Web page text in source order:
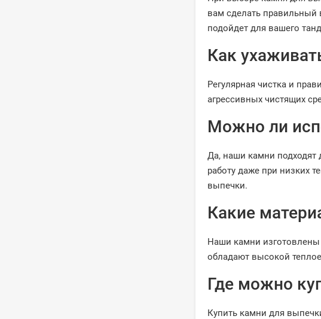
вам сделать
подойдет для вашего
Как
Регулярная чистка и
агрессивных чистящих
Можно ли
Да, наши камни подходят
работу даже при низких
выпечки.
Какие
Наши камни изготовлены
обладают высокой
Где можно
Купить камни для